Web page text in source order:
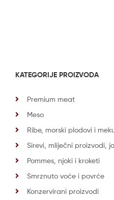
KATEGORIJE PROIZVODA
Premium meat
Meso
Ribe, morski plodovi i
Sirevi, mliječni proizvodi,
Pommes, njoki i kroketi
Smrznuto voće i povrće
Konzervirani proizvodi